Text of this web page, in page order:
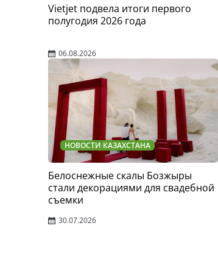
Vietjet подвела итоги первого
полугодия 2026 года
06.08.2026
НОВОСТИ КАЗАХСТАНА
Белоснежные скалы Бозжыры
стали декорациями для свадебной
съемки
30.07.2026